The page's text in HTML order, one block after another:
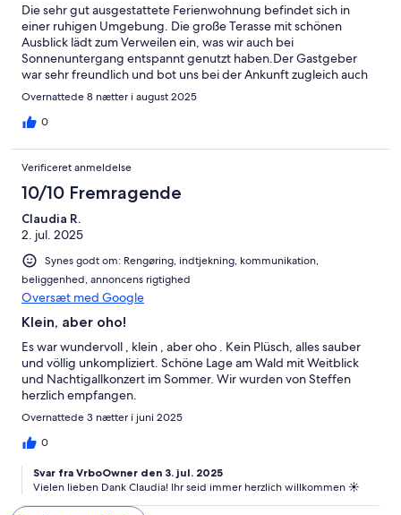
Die sehr gut ausgestattete Ferienwohnung befindet sich in
einer ruhigen Umgebung. Die große Terasse mit schönen
Ausblick lädt zum Verweilen ein, was wir auch bei
Sonnenuntergang entspannt genutzt haben.Der Gastgeber
war sehr freundlich und bot uns bei der Ankunft zugleich auch
die Feuerstelle sowie das Obst an den Bäumen an.In der
Dusche fehlte uns leider die Möglichkeit, Shampoo etc.
abzulegen.Die Zeit ging viel zu schnell vorbei, wir konnten uns
Gastfreundschaft.
Overnattede 8 nætter i august 2025
0
Verificeret anmeldelse
10/10 Fremragende
Claudia R.
2. jul. 2025
Synes godt om: Rengøring, indtjekning, kommunikation,
beliggenhed, annoncens rigtighed
Oversæt med Google
Klein, aber oho!
Es war wundervoll , klein , aber oho . Kein Plüsch, alles sauber
und völlig unkompliziert. Schöne Lage am Wald mit Weitblick
und Nachtigallkonzert im Sommer. Wir wurden von Steffen
herzlich empfangen.
Overnattede 3 nætter i juni 2025
0
Svar fra VrboOwner den 3. jul. 2025
Vielen lieben Dank Claudia! Ihr seid immer herzlich willkommen ☀️